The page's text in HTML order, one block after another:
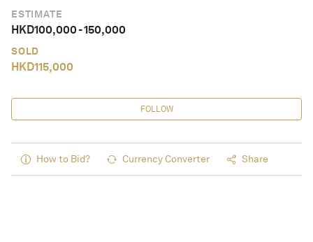
ESTIMATE
HKD100,000-150,000
SOLD
HKD115,000
FOLLOW
How to Bid? Currency Converter Share